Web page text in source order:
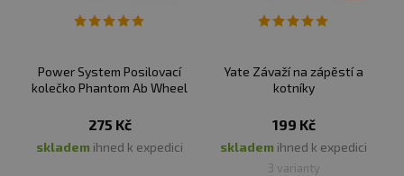
Power System Posilovací
kolečko Phantom Ab Wheel
275 Kč
skladem ihned k expedici
Yate Závaží na zápěstí a
kotníky
199 Kč
skladem ihned k expedici
3 varianty